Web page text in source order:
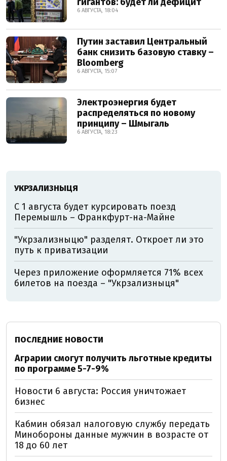
6 АВГУСТА, 18:04
Путин заставил Центральный
банк снизить базовую ставку –
Bloomberg
6 АВГУСТА, 15:07
Электроэнергия будет
распределяться по новому
принципу – Шмыгаль
6 АВГУСТА, 18:23
УКРЗАЛИЗНЫЦЯ
С 1 августа будет курсировать поезд
Перемышль – Франкфурт-на-Майне
"Укрзализныцю" разделят. Откроет ли это
путь к приватизации
Через приложение оформляется 71% всех
билетов на поезда – "Укрзализныця"
ПОСЛЕДНИЕ НОВОСТИ
Аграрии смогут получить льготные кредиты
по программе 5-7-9%
Новости 6 августа: Россия уничтожает
бизнес
Кабмин обязал налоговую службу передать
Минобороны данные мужчин в возрасте от
18 до 60 лет